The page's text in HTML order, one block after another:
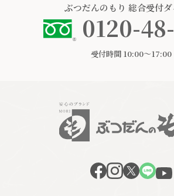
ぶつだんのもり 総合受付
0120-
受付時間 10:00〜17:00